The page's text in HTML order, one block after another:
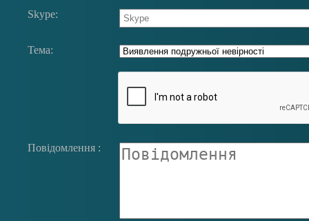
Skype:
Тема:
Повідомлення :